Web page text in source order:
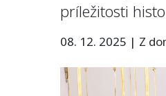
príležitosti
08. 12. 2025 | Z